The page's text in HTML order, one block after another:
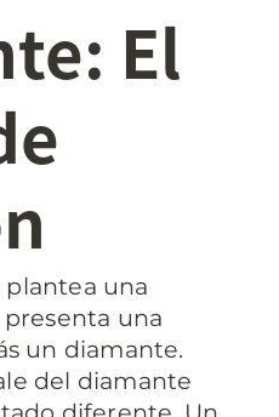
El
una
una
un diamante.
del diamante